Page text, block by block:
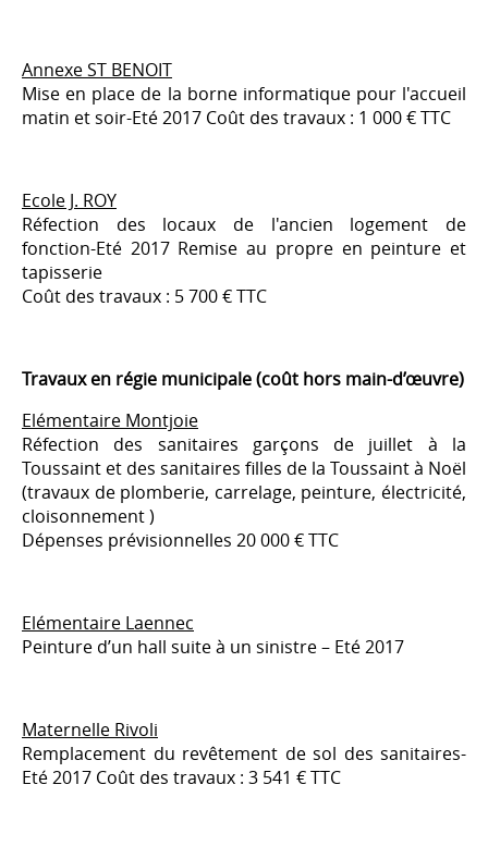
Annexe ST BENOIT
Mise en place de la borne informatique pour l'accueil
matin et soir-Eté 2017 Coût des travaux : 1 000 € TTC
Ecole J. ROY
Réfection des locaux de l'ancien logement de
fonction-Eté 2017 Remise au propre en peinture et
tapisserie
Coût des travaux : 5 700 € TTC
Travaux en régie municipale (coût hors main-d’œuvre)
Elémentaire Montjoie
Réfection des sanitaires garçons de juillet à la
Toussaint et des sanitaires filles de la Toussaint à Noël
(travaux de plomberie, carrelage, peinture, électricité,
cloisonnement )
Dépenses prévisionnelles 20 000 € TTC
Elémentaire Laennec
Peinture d’un hall suite à un sinistre – Eté 2017
Maternelle Rivoli
Remplacement du revêtement de sol des sanitaires-
Eté 2017 Coût des travaux : 3 541 € TTC